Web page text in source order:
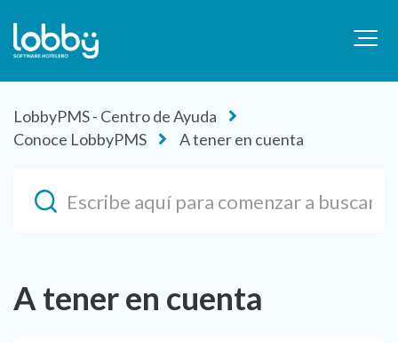
LobbyPMS - Centro de Ayuda
Conoce LobbyPMS
A tener en cuenta
A tener en cuenta